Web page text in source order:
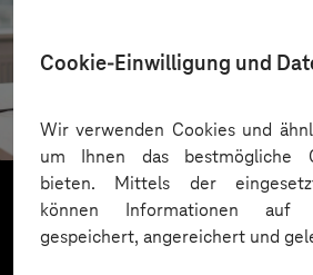
Cookie-Einwilligung und
Wir verwenden Cookies und
um Ihnen das bestmögliche
bieten. Mittels der
können Informationen auf
gespeichert, angereichert und
Kreis Bergstraße
KI für moderne Verwaltung
Mehr laden